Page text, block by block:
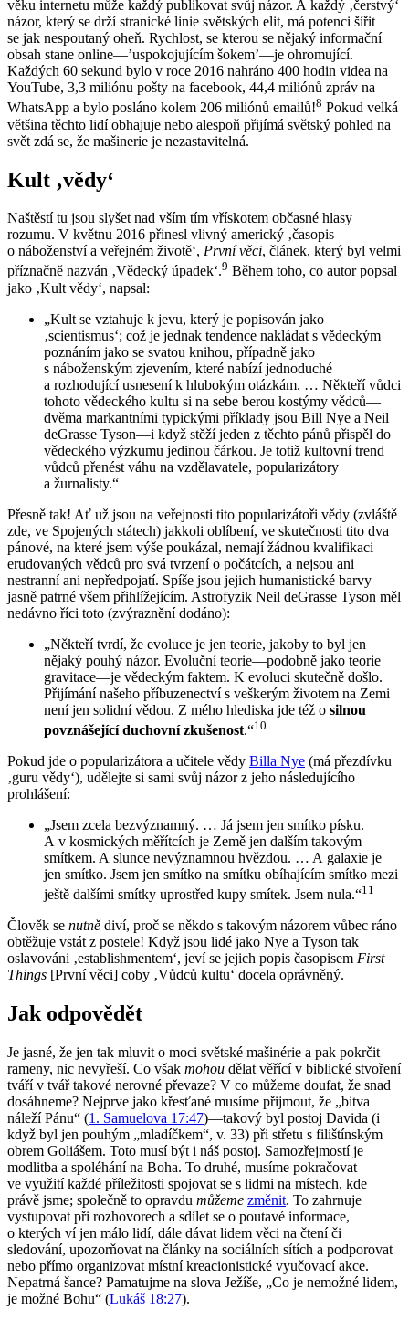
věku internetu může každý publikovat svůj názor. A každý ‚čerstvý‘
názor, který se drží stranické linie světských elit, má potenci šířit
se jak nespoutaný oheň. Rychlost, se kterou se nějaký informační
obsah stane online—’uspokojujícím šokem’—je ohromující.
Každých 60 sekund bylo v roce 2016 nahráno 400 hodin videa na
YouTube, 3,3 miliónu pošty na facebook, 44,4 miliónů zpráv na
WhatsApp a bylo posláno kolem 206 miliónů emailů!8 Pokud velká
většina těchto lidí obhajuje nebo alespoň přijímá světský pohled na
svět zdá se, že mašinerie je nezastavitelná.
Kult ‚vědy‘
Naštěstí tu jsou slyšet nad vším tím vřískotem občasné hlasy
rozumu. V květnu 2016 přinesl vlivný americký ‚časopis
o náboženství a veřejném životě‘, První věci, článek, který byl velmi
příznačně nazván ‚Vědecký úpadek‘.9 Během toho, co autor popsal
jako ‚Kult vědy‘, napsal:
„Kult se vztahuje k jevu, který je popisován jako
‚scientismus‘; což je jednak tendence nakládat s vědeckým
poznáním jako se svatou knihou, případně jako
s náboženským zjevením, které nabízí jednoduché
a rozhodující usnesení k hlubokým otázkám. … Někteří vůdci
tohoto vědeckého kultu si na sebe berou kostýmy vědců—
dvěma markantními typickými příklady jsou Bill Nye a Neil
deGrasse Tyson—i když stěží jeden z těchto pánů přispěl do
vědeckého výzkumu jedinou čárkou. Je totiž kultovní trend
vůdců přenést váhu na vzdělavatele, popularizátory
a žurnalisty.“
Přesně tak! Ať už jsou na veřejnosti tito popularizátoři vědy (zvláště
zde, ve Spojených státech) jakkoli oblíbení, ve skutečnosti tito dva
pánové, na které jsem výše poukázal, nemají žádnou kvalifikaci
erudovaných vědců pro svá tvrzení o počátcích, a nejsou ani
nestranní ani nepředpojatí. Spíše jsou jejich humanistické barvy
jasně patrné všem přihlížejícím. Astrofyzik Neil deGrasse Tyson měl
nedávno říci toto (zvýraznění dodáno):
„Někteří tvrdí, že evoluce je jen teorie, jakoby to byl jen
nějaký pouhý názor. Evoluční teorie—podobně jako teorie
gravitace—je vědeckým faktem. K evoluci skutečně došlo.
Přijímání našeho příbuzenectví s veškerým životem na Zemi
není jen solidní vědou. Z mého hlediska jde též o silnou
povznášející duchovní zkušenost.“10
Pokud jde o popularizátora a učitele vědy Billa Nye (má přezdívku
‚guru vědy‘), udělejte si sami svůj názor z jeho následujícího
prohlášení:
„Jsem zcela bezvýznamný. … Já jsem jen smítko písku.
A v kosmických měřítcích je Země jen dalším takovým
smítkem. A slunce nevýznamnou hvězdou. … A galaxie je
jen smítko. Jsem jen smítko na smítku obíhajícím smítko mezi
ještě dalšími smítky uprostřed kupy smítek. Jsem nula.“11
Člověk se nutně diví, proč se někdo s takovým názorem vůbec ráno
obtěžuje vstát z postele! Když jsou lidé jako Nye a Tyson tak
oslavováni ‚establishmentem‘, jeví se jejich popis časopisem First
Things [První věci] coby ‚Vůdců kultu‘ docela oprávněný.
Jak odpovědět
Je jasné, že jen tak mluvit o moci světské mašinérie a pak pokrčit
rameny, nic nevyřeší. Co však mohou dělat věřící v biblické stvoření
tváří v tvář takové nerovné převaze? V co můžeme doufat, že snad
dosáhneme? Nejprve jako křesťané musíme přijmout, že „bitva
náleží Pánu“ (1. Samuelova 17:47)—takový byl postoj Davida (i
když byl jen pouhým „mladíčkem“, v. 33) při střetu s filištínským
obrem Goliášem. Toto musí být i náš postoj. Samozřejmostí je
modlitba a spoléhání na Boha. To druhé, musíme pokračovat
ve využití každé příležitosti spojovat se s lidmi na místech, kde
právě jsme; společně to opravdu můžeme změnit. To zahrnuje
vystupovat při rozhovorech a sdílet se o poutavé informace,
o kterých ví jen málo lidí, dále dávat lidem věci na čtení či
sledování, upozorňovat na články na sociálních sítích a podporovat
nebo přímo organizovat místní kreacionistické vyučovací akce.
Nepatrná šance? Pamatujme na slova Ježíše, „Co je nemožné lidem,
je možné Bohu“ (Lukáš 18:27).